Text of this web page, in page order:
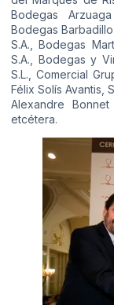
Bodegas
Bodegas
S.A., Bodegas
S.A., Bodegas y
S.L., Comercial
Félix Solís Avantis,
Alexandre
etcétera.